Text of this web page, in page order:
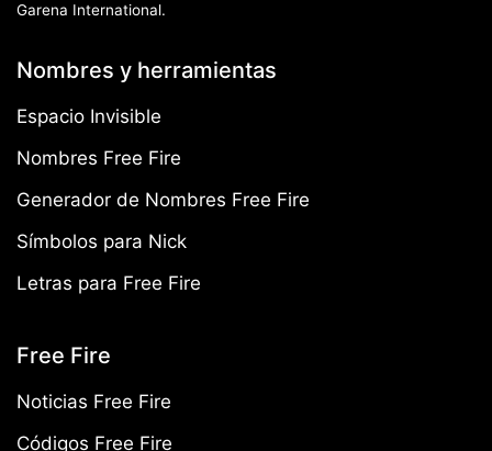
Garena International.
Nombres y herramientas
Espacio Invisible
Nombres Free Fire
Generador de Nombres Free Fire
Símbolos para Nick
Letras para Free Fire
Free Fire
Noticias Free Fire
Códigos Free Fire